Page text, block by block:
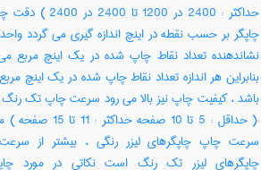
حداکثر : 2400 در 1200 تا
چاپگر بر حسب نقطه در اینچ اندازه گیری می گردد
نشاندهنده تعداد نقاط چاپ شده در یک اینچ مربع
بنابراین هر اندازه تعداد نقاط چاپ شده در یک اینچ
باشد ، کیفیت چاپ نیز بالا می رود سرعت چاپ تک
:( حداقل : 5 تا 10 صفحه حداکثر
سرعت چاپ چاپگرهای لیزر رنگی ، بیشتر از
چاپگرهای لیزر تک رنگ است نکاتی در مورد